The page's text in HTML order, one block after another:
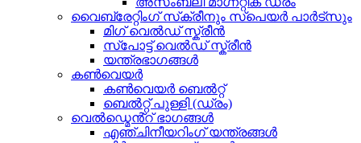
വൈബ്രേറ്റിംഗ് സ്‌ക്രീനും സ്‌പെയർ പാർട്‌സും
മിഗ് വെൽഡ് സ്ക്രീൻ
സ്പോട്ട് വെൽഡ് സ്ക്രീൻ
യന്ത്രഭാഗങ്ങൾ
കൺവെയർ
കൺവെയർ ബെൽറ്റ്
ബെൽറ്റ് പുള്ളി (ഡ്രം)
വെൽഡ്മെൻ്റ് ഭാഗങ്ങൾ
എഞ്ചിനീയറിംഗ് യന്ത്രങ്ങൾ